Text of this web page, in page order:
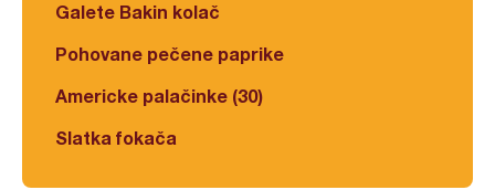
Galete Bakin kolač
Pohovane pečene paprike
Americke palačinke (30)
Slatka fokača